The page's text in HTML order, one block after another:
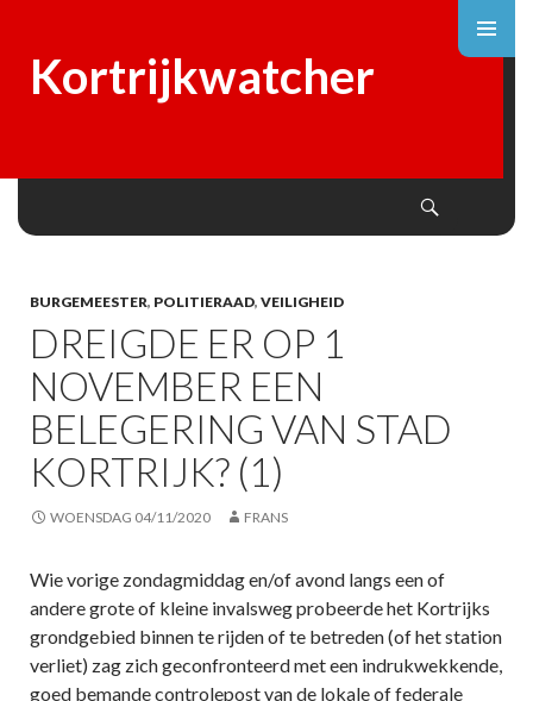
Kortrijkwatcher
BURGEMEESTER, POLITIERAAD, VEILIGHEID
DREIGDE ER OP 1
NOVEMBER EEN
BELEGERING VAN STAD
KORTRIJK? (1)
WOENSDAG 04/11/2020 FRANS
Wie vorige zondagmiddag en/of avond langs een of
andere grote of kleine invalsweg probeerde het Kortrijks
grondgebied binnen te rijden of te betreden (of het station
verliet) zag zich geconfronteerd met een indrukwekkende,
goed bemande controlepost van de lokale of federale